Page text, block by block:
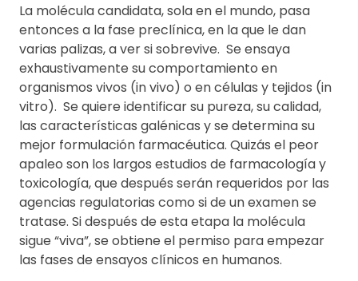
La molécula candidata, sola en el mundo, pasa
entonces a la fase preclínica, en la que le dan
varias palizas, a ver si sobrevive. Se ensaya
exhaustivamente su comportamiento en
organismos vivos (in vivo) o en células y tejidos (in
vitro). Se quiere identificar su pureza, su calidad,
las características galénicas y se determina su
mejor formulación farmacéutica. Quizás el peor
apaleo son los largos estudios de farmacología y
toxicología, que después serán requeridos por las
agencias regulatorias como si de un examen se
tratase. Si después de esta etapa la molécula
sigue “viva”, se obtiene el permiso para empezar
las fases de ensayos clínicos en humanos.